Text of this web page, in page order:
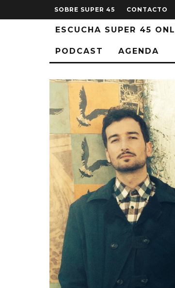
SOBRE SUPER 45 CONTACTO
ESCUCHA SUPER 45
PODCAST AGENDA